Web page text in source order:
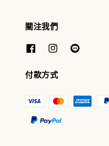
關注我們
付款方式